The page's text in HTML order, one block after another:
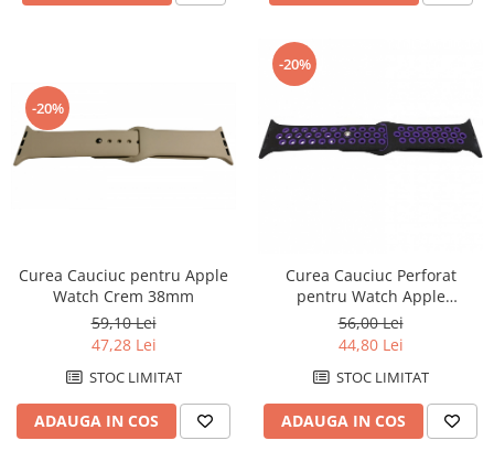
-20%
Curea Cauciuc pentru Apple
Watch Crem 38mm
59,10 Lei
47,28 Lei
STOC LIMITAT
ADAUGA IN COS
-20%
Curea Cauciuc Perforat
pentru Watch Apple
Negru/Mov 38mm
56,00 Lei
44,80 Lei
STOC LIMITAT
ADAUGA IN COS